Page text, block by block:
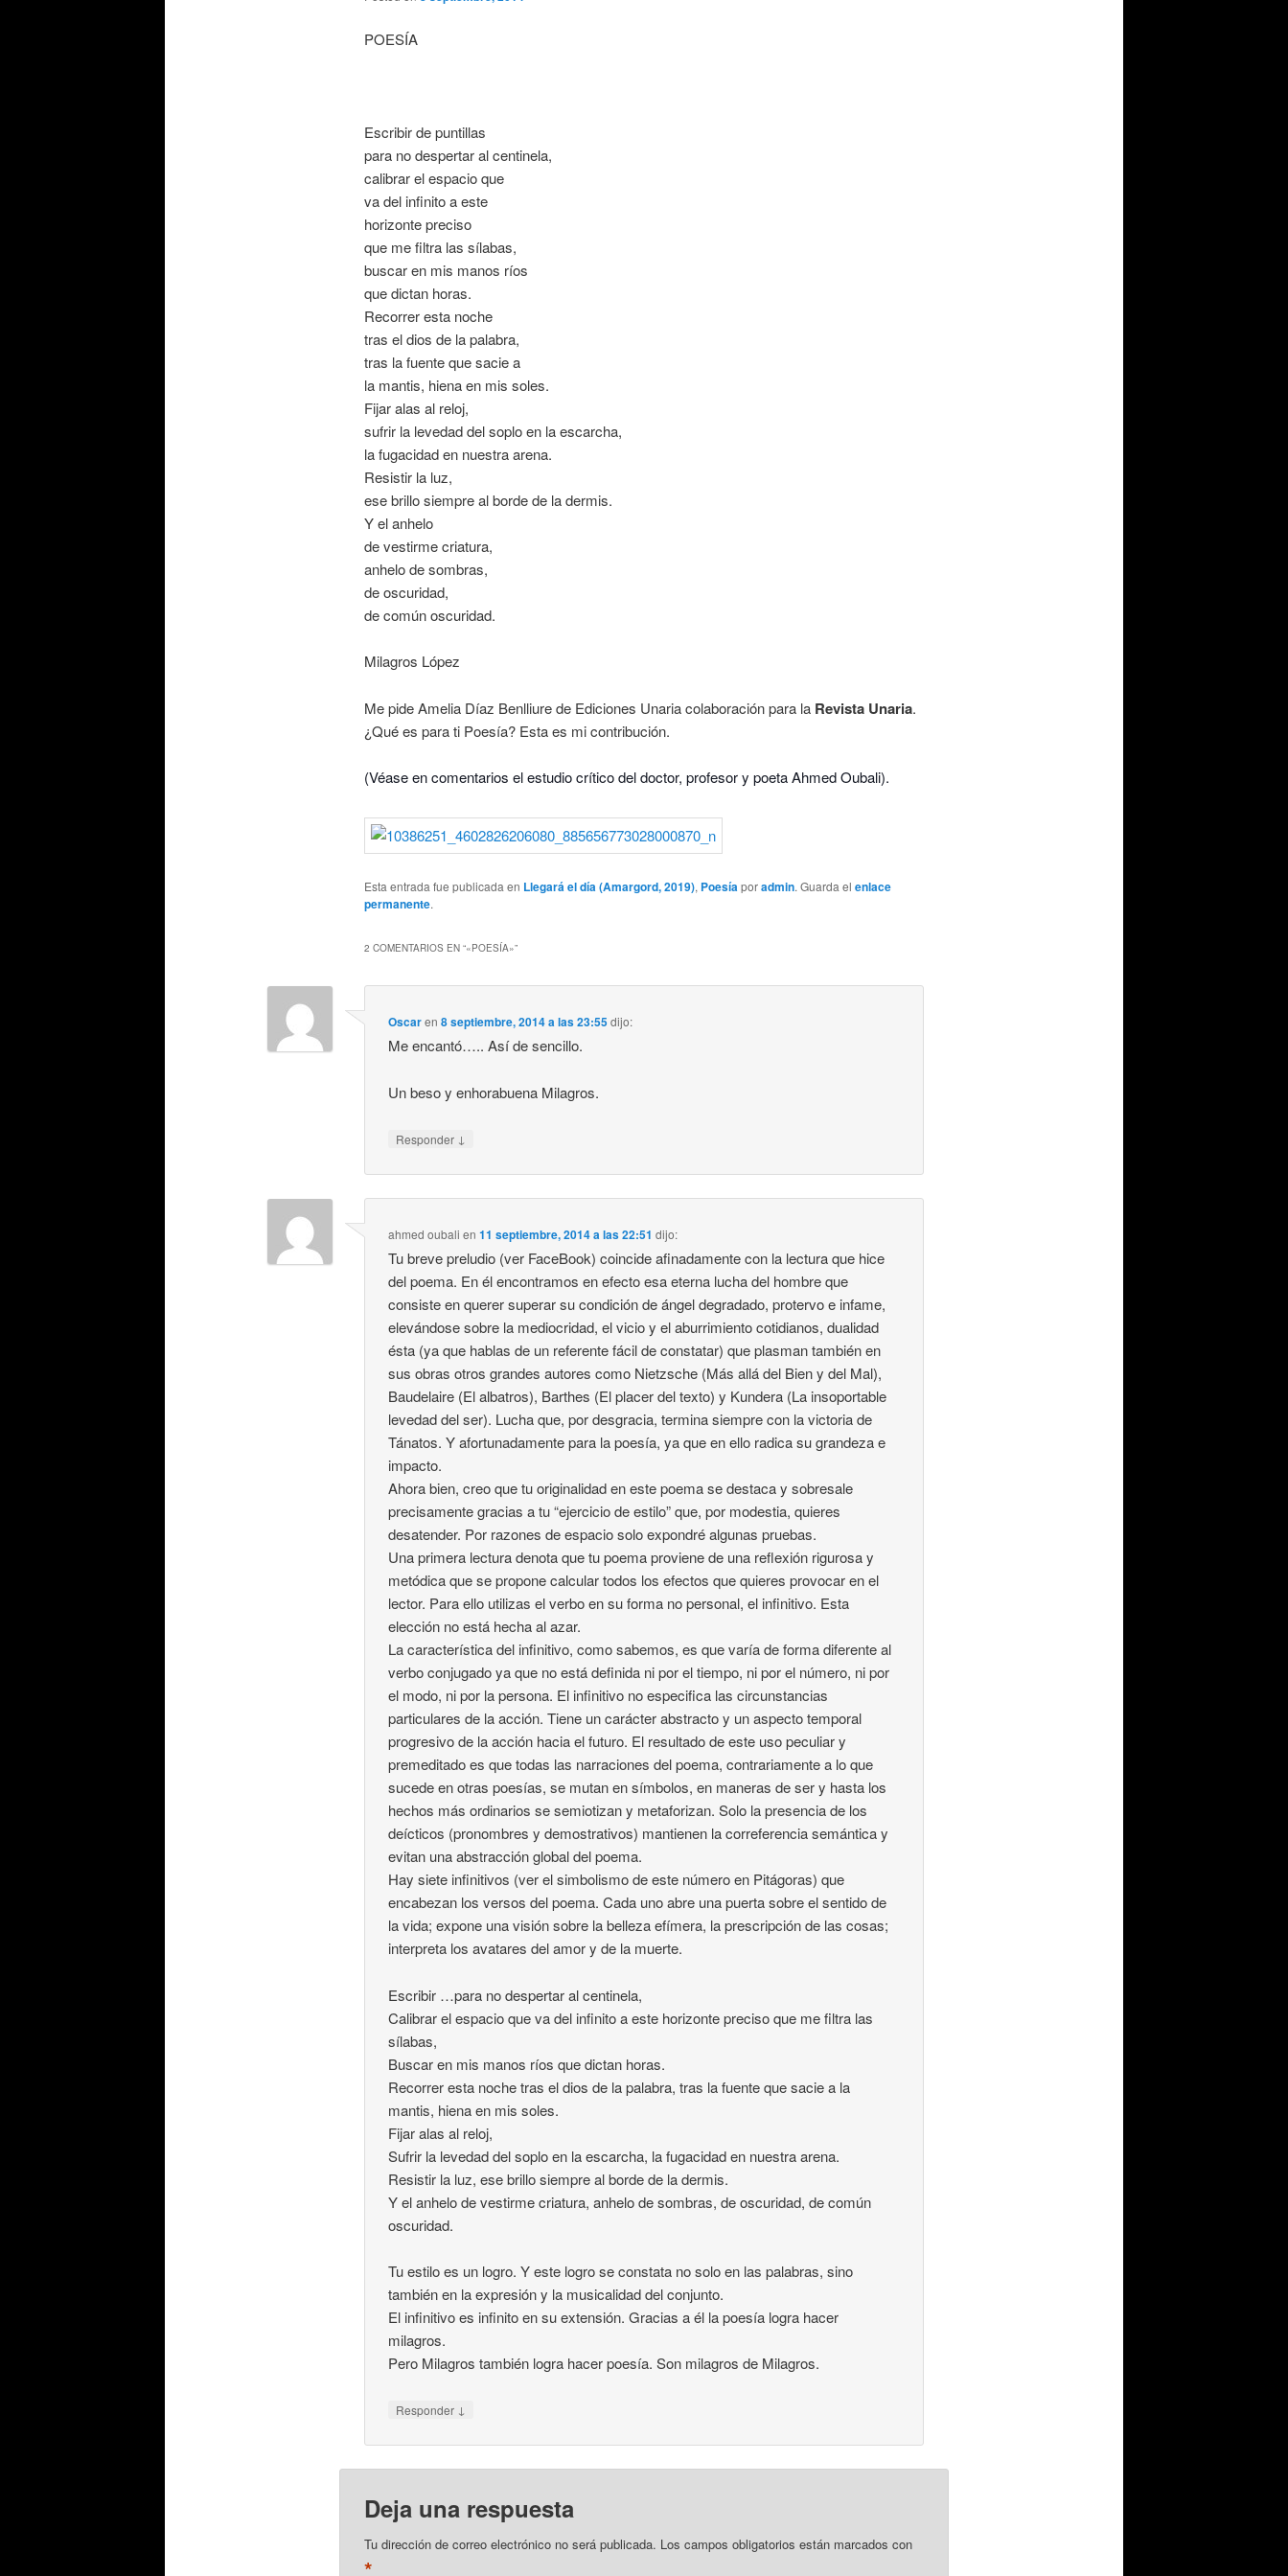
POESÍA
Escribir de puntillas
para no despertar al centinela,
calibrar el espacio que
va del infinito a este
horizonte preciso
que me filtra las sílabas,
buscar en mis manos ríos
que dictan horas.
Recorrer esta noche
tras el dios de la palabra,
tras la fuente que sacie a
la mantis, hiena en mis soles.
Fijar alas al reloj,
sufrir la levedad del soplo en la escarcha,
la fugacidad en nuestra arena.
Resistir la luz,
ese brillo siempre al borde de la dermis.
Y el anhelo
de vestirme criatura,
anhelo de sombras,
de oscuridad,
de común oscuridad.
Milagros López
Me pide Amelia Díaz Benlliure de Ediciones Unaria colaboración para la Revista Unaria.
¿Qué es para ti Poesía? Esta es mi contribución.
(Véase en comentarios el estudio crítico del doctor, profesor y poeta Ahmed Oubali).
Esta entrada fue publicada en Llegará el día (Amargord, 2019), Poesíaporadmin. Guarda el enlace
permanente.
2 COMENTARIOS EN “«POESÍA»”
Oscaren8 septiembre, 2014 a las 23:55dijo:
Me encantó….. Así de sencillo.
Un beso y enhorabuena Milagros.
Responder ↓
ahmed oubali en11 septiembre, 2014 a las 22:51 dijo:
Tu breve preludio (ver FaceBook) coincide afinadamente con la lectura que hice
del poema. En él encontramos en efecto esa eterna lucha del hombre que
consiste en querer superar su condición de ángel degradado, protervo e infame,
elevándose sobre la mediocridad, el vicio y el aburrimiento cotidianos, dualidad
ésta (ya que hablas de un referente fácil de constatar) que plasman también en
sus obras otros grandes autores como Nietzsche (Más allá del Bien y del Mal),
Baudelaire (El albatros), Barthes (El placer del texto) y Kundera (La insoportable
levedad del ser). Lucha que, por desgracia, termina siempre con la victoria de
Tánatos. Y afortunadamente para la poesía, ya que en ello radica su grandeza e
impacto.
Ahora bien, creo que tu originalidad en este poema se destaca y sobresale
precisamente gracias a tu “ejercicio de estilo” que, por modestia, quieres
desatender. Por razones de espacio solo expondré algunas pruebas.
Una primera lectura denota que tu poema proviene de una reflexión rigurosa y
metódica que se propone calcular todos los efectos que quieres provocar en el
lector. Para ello utilizas el verbo en su forma no personal, el infinitivo. Esta
elección no está hecha al azar.
La característica del infinitivo, como sabemos, es que varía de forma diferente al
verbo conjugado ya que no está definida ni por el tiempo, ni por el número, ni por
el modo, ni por la persona. El infinitivo no especifica las circunstancias
particulares de la acción. Tiene un carácter abstracto y un aspecto temporal
progresivo de la acción hacia el futuro. El resultado de este uso peculiar y
premeditado es que todas las narraciones del poema, contrariamente a lo que
sucede en otras poesías, se mutan en símbolos, en maneras de ser y hasta los
hechos más ordinarios se semiotizan y metaforizan. Solo la presencia de los
deícticos (pronombres y demostrativos) mantienen la correferencia semántica y
evitan una abstracción global del poema.
Hay siete infinitivos (ver el simbolismo de este número en Pitágoras) que
encabezan los versos del poema. Cada uno abre una puerta sobre el sentido de
la vida; expone una visión sobre la belleza efímera, la prescripción de las cosas;
interpreta los avatares del amor y de la muerte.
Escribir …para no despertar al centinela,
Calibrar el espacio que va del infinito a este horizonte preciso que me filtra las
sílabas,
Buscar en mis manos ríos que dictan horas.
Recorrer esta noche tras el dios de la palabra, tras la fuente que sacie a la
mantis, hiena en mis soles.
Fijar alas al reloj,
Sufrir la levedad del soplo en la escarcha, la fugacidad en nuestra arena.
Resistir la luz, ese brillo siempre al borde de la dermis.
Y el anhelo de vestirme criatura, anhelo de sombras, de oscuridad, de común
oscuridad.
Tu estilo es un logro. Y este logro se constata no solo en las palabras, sino
también en la expresión y la musicalidad del conjunto.
El infinitivo es infinito en su extensión. Gracias a él la poesía logra hacer
milagros.
Pero Milagros también logra hacer poesía. Son milagros de Milagros.
Responder ↓
Deja una respuesta
Tu dirección de correo electrónico no será publicada. Los campos obligatorios están marcados con
*